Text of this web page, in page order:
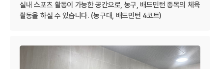
실내 스포츠 활동이 가능한 공간으로, 농구, 배드민턴 종목의 체육
활동을 하실 수 있습니다. (농구대, 배드민턴 4코트)